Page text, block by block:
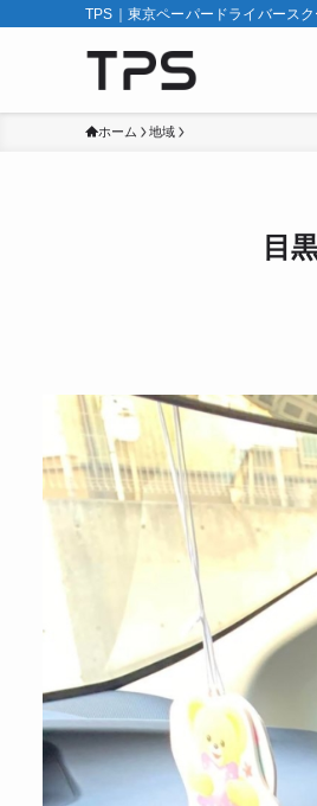
TPS｜東京ペーパードライバース
ホーム 地域
目